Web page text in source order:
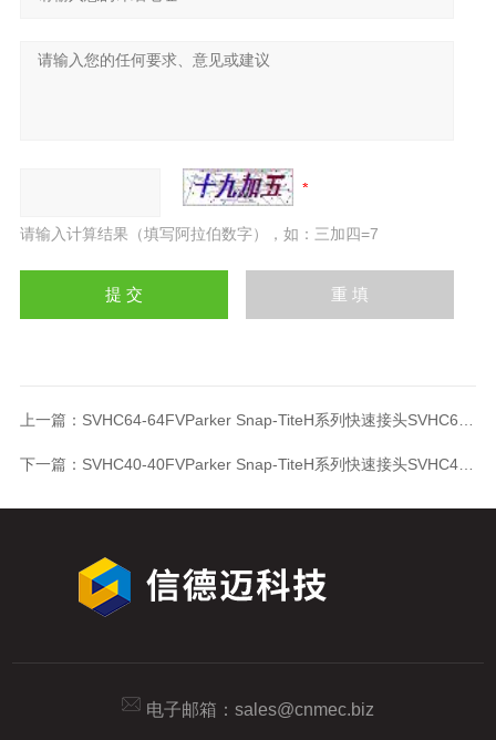
请输入计算结果（填写阿拉伯数字），如：三加四=7
上一篇： SVHC64-64FVParker Snap-TiteH系列快速接头SVHC64-64FV
下一篇： SVHC40-40FVParker Snap-TiteH系列快速接头SVHC40-40FV
电子邮箱： sales@cnmec.biz